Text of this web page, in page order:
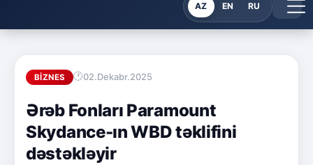
AZ EN RU
BIZNES 02.Dekabr.2025
Ərəb Fonları Paramount
Skydance-ın WBD təklifini
dəstəkləyir